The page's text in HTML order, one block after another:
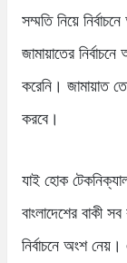
সম্মতি নিয়ে
জামায়াতের
করেনি। জামায়াত
করবে।
যাই হোক
বাংলাদেশের বাকী
নির্বাচনে অংশ